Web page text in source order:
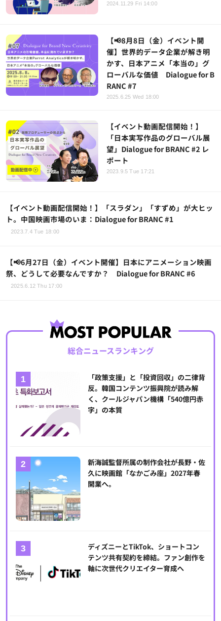
2024.11.29 Fri 14:00
【📢8月8日（金）イベント開
催】世界的データ企業が解き明
かす、日本アニメ「本当の」グ
ローバルな価値 Dialogue for B
RANC #7
2025.6.25 Wed 18:00
【イベント動画配信開始！】
「日本実写作品のグローバル展
望」Dialogue for BRANC #2 レ
ポート
2023.9.5 Tue 17:21
【イベント動画配信開始！】「スラダン」「すずめ」が大ヒッ
ト。中国映画市場のいま：Dialogue for BRANC #1
2023.7.4 Tue 18:00
【📢6月27日（金）イベント開催】日本にアニメーション映画
祭、どうして必要なんですか？ Dialogue for BRANC #6
2025.6.12 Thu 17:00
総合ニュースランキング
「政策支援」と「投資回収」の二律背
反。韓国コンテンツ振興院が読み解
く、クールジャパン機構「540億円赤
字」の本質
新海誠監督所属の制作会社が長野・佐
久に映画館「なかごみ座」2027年春
開業へ。
ディズニーとTikTok、ショートコン
テンツ共有契約を締結。ファン創作を
軸に次世代クリエイター育成へ